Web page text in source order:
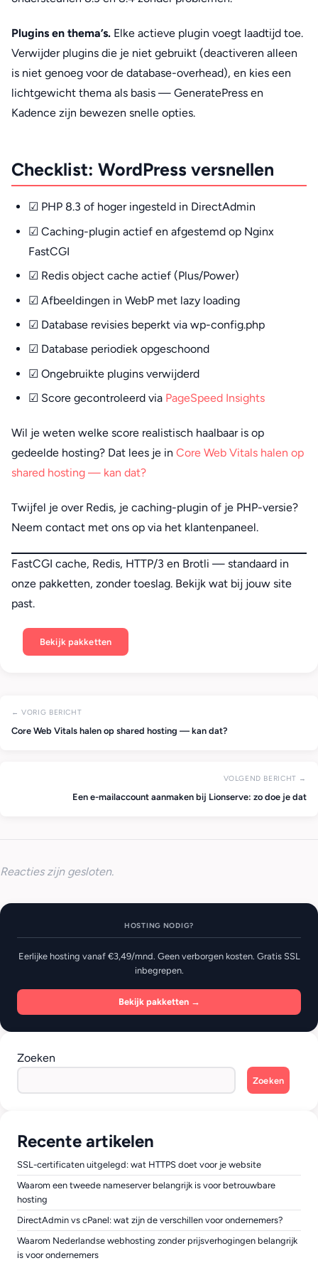
Plugins en thema’s. Elke actieve plugin voegt laadtijd toe.
Verwijder plugins die je niet gebruikt (deactiveren alleen
is niet genoeg voor de database-overhead), en kies een
lichtgewicht thema als basis — GeneratePress en
Kadence zijn bewezen snelle opties.
Checklist: WordPress versnellen
☑ PHP 8.3 of hoger ingesteld in DirectAdmin
☑ Caching-plugin actief en afgestemd op Nginx
FastCGI
☑ Redis object cache actief (Plus/Power)
☑ Afbeeldingen in WebP met lazy loading
☑ Database revisies beperkt via wp-config.php
☑ Database periodiek opgeschoond
☑ Ongebruikte plugins verwijderd
☑ Score gecontroleerd via PageSpeed Insights
Wil je weten welke score realistisch haalbaar is op
gedeelde hosting? Dat lees je in Core Web Vitals halen op
shared hosting — kan dat?
Twijfel je over Redis, je caching-plugin of je PHP-versie?
Neem contact met ons op via het klantenpaneel.
FastCGI cache, Redis, HTTP/3 en Brotli — standaard in
onze pakketten, zonder toeslag. Bekijk wat bij jouw site
past.
Bekijk pakketten
← VORIG BERICHT
Core Web Vitals halen op shared hosting — kan dat?
VOLGEND BERICHT →
Een e-mailaccount aanmaken bij Lionserve: zo doe je dat
Reacties zijn gesloten.
HOSTING NODIG?
Eerlijke hosting vanaf €3,49/mnd. Geen verborgen kosten. Gratis SSL
inbegrepen.
Bekijk pakketten →
Zoeken
Zoeken
Recente artikelen
SSL-certificaten uitgelegd: wat HTTPS doet voor je website
Waarom een tweede nameserver belangrijk is voor betrouwbare
hosting
DirectAdmin vs cPanel: wat zijn de verschillen voor ondernemers?
Waarom Nederlandse webhosting zonder prijsverhogingen belangrijk
is voor ondernemers